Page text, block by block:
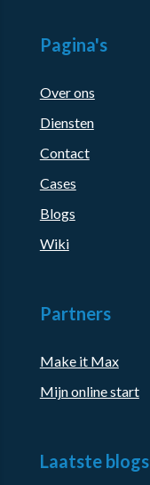
Pagina's
Over ons
Diensten
Contact
Cases
Blogs
Wiki
Partners
Make it Max
Mijn online start
Laatste blogs